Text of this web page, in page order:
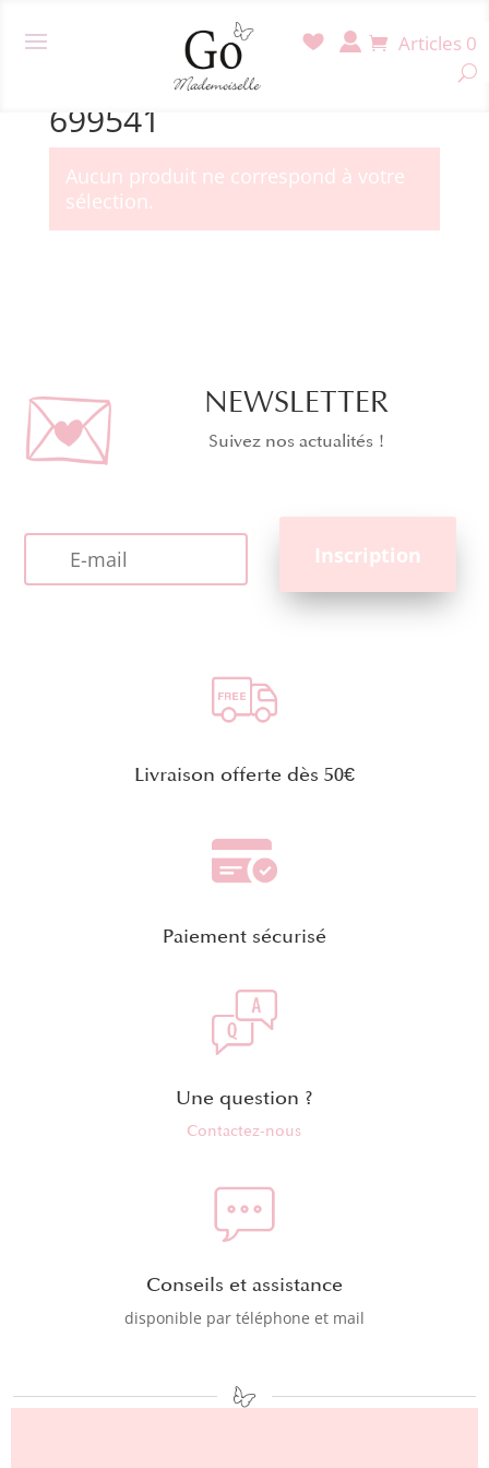
Articles 0
/ Produit Référence / 699541
699541
Aucun produit ne correspond à votre
sélection.
NEWSLETTER
Suivez nos actualités !
Livraison offerte dès 50€
Paiement sécurisé
Une question ?
Contactez-nous
Conseils et assistance
disponible par téléphone et mail